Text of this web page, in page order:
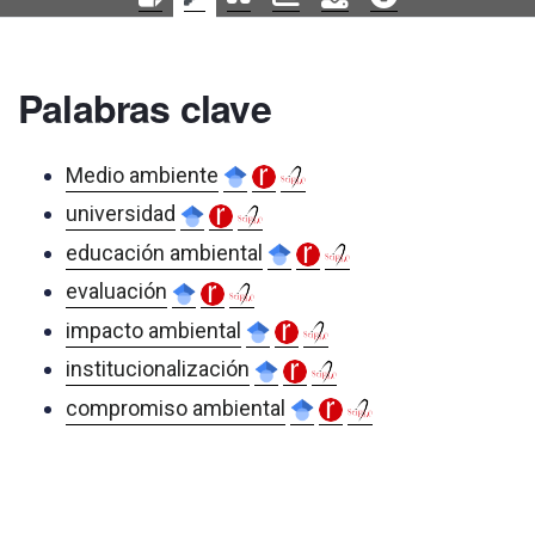
Palabras clave
Medio ambiente
universidad
educación ambiental
evaluación
impacto ambiental
institucionalización
compromiso ambiental